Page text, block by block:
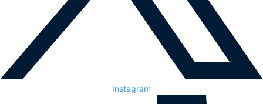
Instagram